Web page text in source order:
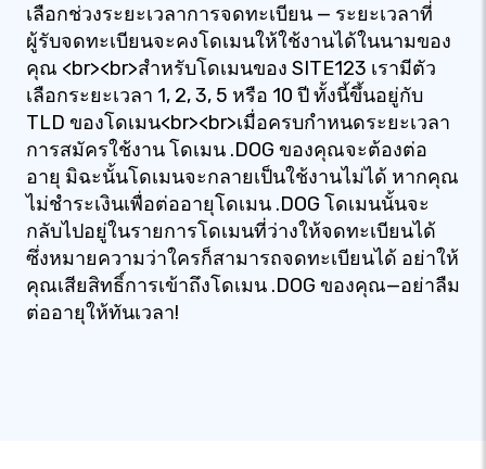
เลือกช่วงระยะเวลาการจดทะเบียน — ระยะเวลาที่
ผู้รับจดทะเบียนจะคงโดเมนให้ใช้งานได้ในนามของ
คุณ <br><br>สำหรับโดเมนของ SITE123 เรามีตัว
เลือกระยะเวลา 1, 2, 3, 5 หรือ 10 ปี ทั้งนี้ขึ้นอยู่กับ
TLD ของโดเมน<br><br>เมื่อครบกำหนดระยะเวลา
การสมัครใช้งาน โดเมน .DOG ของคุณจะต้องต่อ
อายุ มิฉะนั้นโดเมนจะกลายเป็นใช้งานไม่ได้ หากคุณ
ไม่ชำระเงินเพื่อต่ออายุโดเมน .DOG โดเมนนั้นจะ
กลับไปอยู่ในรายการโดเมนที่ว่างให้จดทะเบียนได้
ซึ่งหมายความว่าใครก็สามารถจดทะเบียนได้ อย่าให้
คุณเสียสิทธิ์การเข้าถึงโดเมน .DOG ของคุณ—อย่าลืม
ต่ออายุให้ทันเวลา!